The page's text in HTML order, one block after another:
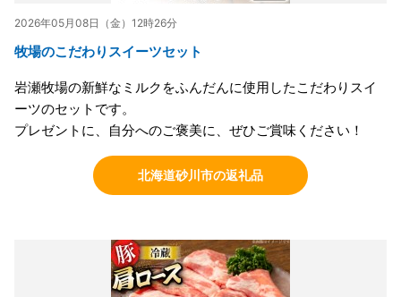
2026年05月08日（金）12時26分
牧場のこだわりスイーツセット
岩瀬牧場の新鮮なミルクをふんだんに使用したこだわりスイ
ーツのセットです。
プレゼントに、自分へのご褒美に、ぜひご賞味ください！
北海道砂川市の返礼品